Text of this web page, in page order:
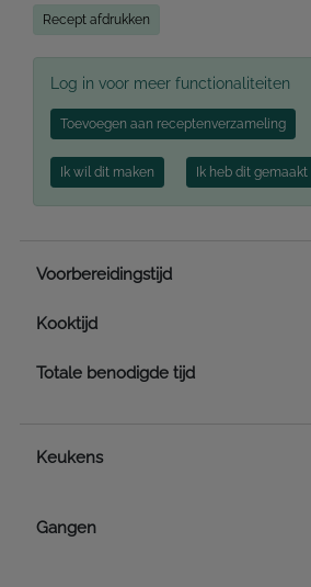
Recept afdrukken
Log in voor meer functionaliteiten
Toevoegen aan receptenverzameling
Ik wil dit maken Ik heb dit gemaakt
Voorbereidingstijd
Kooktijd
Totale benodigde tijd
Keukens
Gangen